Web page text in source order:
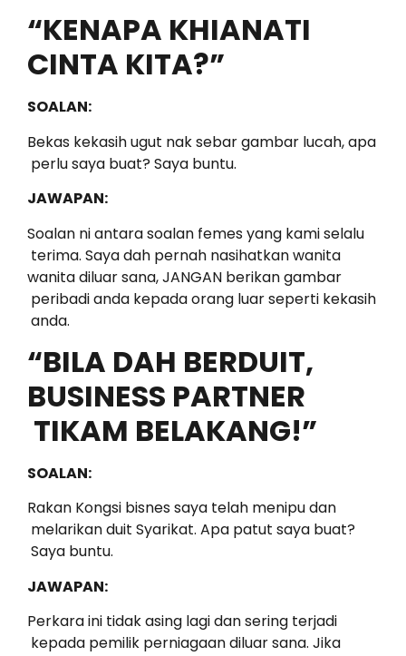
“KENAPA KHIANATI
CINTA KITA?”
SOALAN:
Bekas kekasih ugut nak sebar gambar lucah, apa
perlu saya buat? Saya buntu.
JAWAPAN:
Soalan ni antara soalan femes yang kami selalu
terima. Saya dah pernah nasihatkan wanita
wanita diluar sana, JANGAN berikan gambar
peribadi anda kepada orang luar seperti kekasih
anda.
“BILA DAH BERDUIT,
BUSINESS PARTNER
TIKAM BELAKANG!”
SOALAN:
Rakan Kongsi bisnes saya telah menipu dan
melarikan duit Syarikat. Apa patut saya buat?
Saya buntu.
JAWAPAN:
Perkara ini tidak asing lagi dan sering terjadi
kepada pemilik perniagaan diluar sana. Jika